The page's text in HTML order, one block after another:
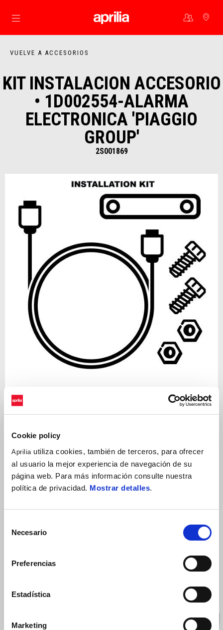
Cookie policy
Aprilia utiliza cookies, también de terceros, para ofrecer
al usuario la mejor experiencia de navegación de su
página web. Para más información consulte nuestra
política de privacidad. Mostrar detalles.
Necesario
Preferencias
Estadística
Marketing
Ir al contenido principal
VUELVE A ACCESORIOS
KIT INSTALACION ACCESORIO
• 1D002554-ALARMA
ELECTRONICA 'PIAGGIO
GROUP'
2S001869
BLACK DRIFT
Item
Black Drift
68 €